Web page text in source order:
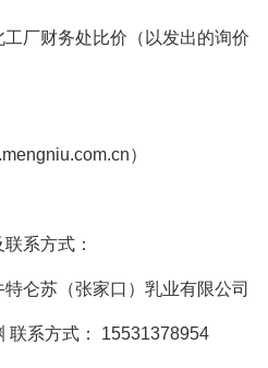
厂财务处比价（以发出的询价
）
系方式：
仑苏（张家口）乳业有限公司
联系方式： 15531378954